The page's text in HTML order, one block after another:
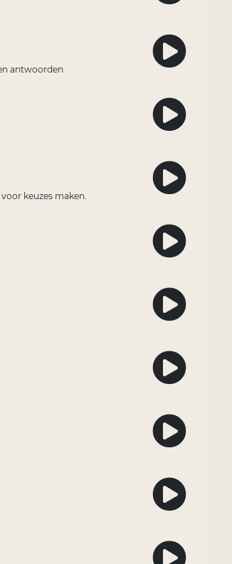
antwoorden
keuzes maken.